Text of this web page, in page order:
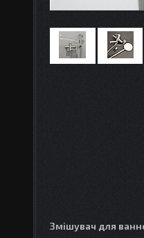
Змішувач для